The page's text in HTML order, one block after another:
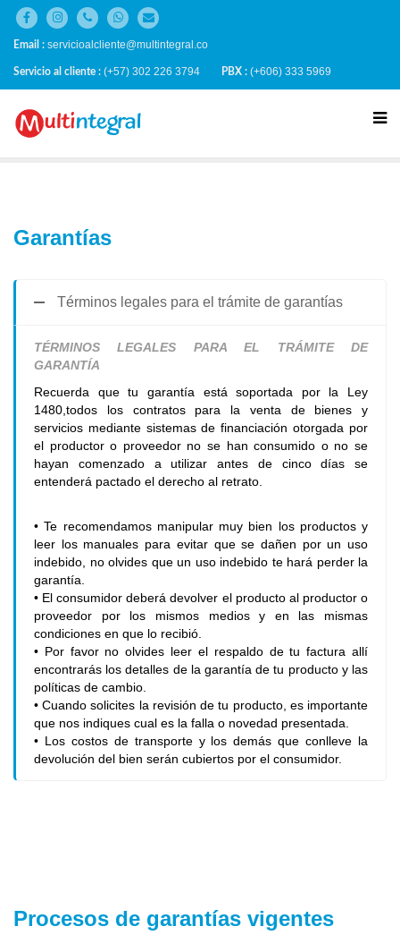
Email : servicioalcliente@multintegral.co
Servicio al cliente : (+57) 302 226 3794 PBX : (+606) 333 5969
Garantías
Términos legales para el trámite de garantías
TÉRMINOS LEGALES PARA EL TRÁMITE DE
GARANTÍA
Recuerda que tu garantía está soportada por la Ley
1480,todos los contratos para la venta de bienes y
servicios mediante sistemas de financiación otorgada por
el productor o proveedor no se han consumido o no se
hayan comenzado a utilizar antes de cinco días se
entenderá pactado el derecho al retrato.
• Te recomendamos manipular muy bien los productos y
leer los manuales para evitar que se dañen por un uso
indebido, no olvides que un uso indebido te hará perder la
garantía.
• El consumidor deberá devolver el producto al productor o
proveedor por los mismos medios y en las mismas
condiciones en que lo recibió.
• Por favor no olvides leer el respaldo de tu factura allí
encontrarás los detalles de la garantía de tu producto y las
políticas de cambio.
• Cuando solicites la revisión de tu producto, es importante
que nos indiques cual es la falla o novedad presentada.
• Los costos de transporte y los demás que conlleve la
devolución del bien serán cubiertos por el consumidor.
Procesos de garantías vigentes